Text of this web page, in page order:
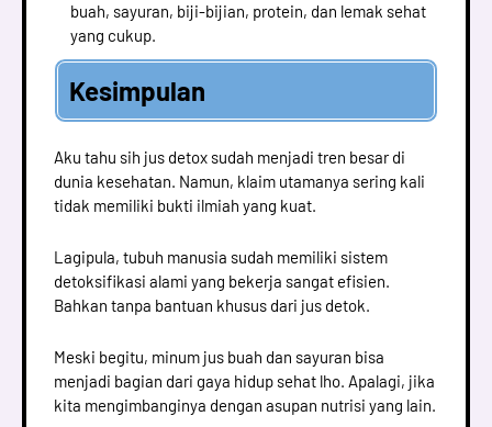
buah, sayuran, biji-bijian, protein, dan lemak sehat
yang cukup.
Kesimpulan
Aku tahu sih jus detox sudah menjadi tren besar di
dunia kesehatan. Namun, klaim utamanya sering kali
tidak memiliki bukti ilmiah yang kuat.
Lagipula, tubuh manusia sudah memiliki sistem
detoksifikasi alami yang bekerja sangat efisien.
Bahkan tanpa bantuan khusus dari jus detok.
Meski begitu, minum jus buah dan sayuran bisa
menjadi bagian dari gaya hidup sehat lho. Apalagi, jika
kita mengimbanginya dengan asupan nutrisi yang lain.